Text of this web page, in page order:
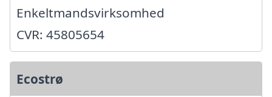
Enkeltmandsvirksomhed
CVR: 45805654
Ecostrø